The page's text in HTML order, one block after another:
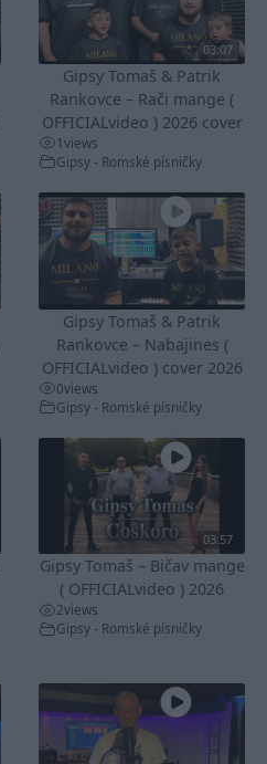
03:07
Gipsy Tomaš & Patrik
Rankovce – Rači mange (
OFFICIALvideo ) 2026 cover
1views
Gipsy - Romské písničky
Gipsy Tomaš & Patrik
Rankovce – Nabajines (
OFFICIALvideo ) cover 2026
0views
Gipsy - Romské písničky
03:57
Gipsy Tomaš – Bičav mange
( OFFICIALvideo ) 2026
2views
Gipsy - Romské písničky